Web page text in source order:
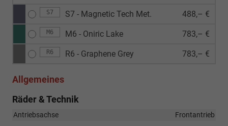
S7 S7 - Magnetic Tech Met. 488,– €
M6 M6 - Oniric Lake 783,– €
R6 R6 - Graphene Grey 783,– €
Allgemeines
Räder & Technik
Antriebsachse Frontantrieb